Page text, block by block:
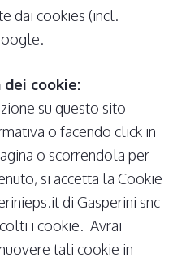
dai cookies (incl.
cookie:
su questo sito
o facendo click in
o scorrendola per
si accetta la Cookie
di Gasperini snc
i cookie. Avrai
tali cookie in